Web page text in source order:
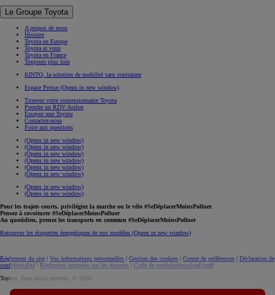
Le Groupe Toyota
A propos de nous
Histoire
Toyota en Europe
Toyota et vous
Toyota en France
Toujours plus loin
KINTO, la solution de mobilité sans contrainte
Espace Presse (Opens in new window)
Trouvez votre concessionnaire Toyota
Prendre un RDV Atelier
Essayez une Toyota
Contactez-nous
Foire aux questions
(Opens in new window)
(Opens in new window)
(Opens in new window)
(Opens in new window)
(Opens in new window)
(Opens in new window)
(Opens in new window)
(Opens in new window)
Pour les trajets courts, privilégiez la marche ou le vélo #SeDéplacerMoinsPolluer
Pensez à covoiturer #SeDéplacerMoinsPolluer
Au quotidien, prenez les transports en commun #SeDéplacerMoinsPolluer
Retrouvez les étiquettes énergétiques de nos modèles (Opens in new window)
Réglement du site | Vos informations personnelles | Gestion des cookies | Centre de préférences | Déclaration de
confidentialité
Règlement européen sur les données Code de conduitedownload (pdf(
Toyota. Tous droits réservés. © 2026
Informations légales